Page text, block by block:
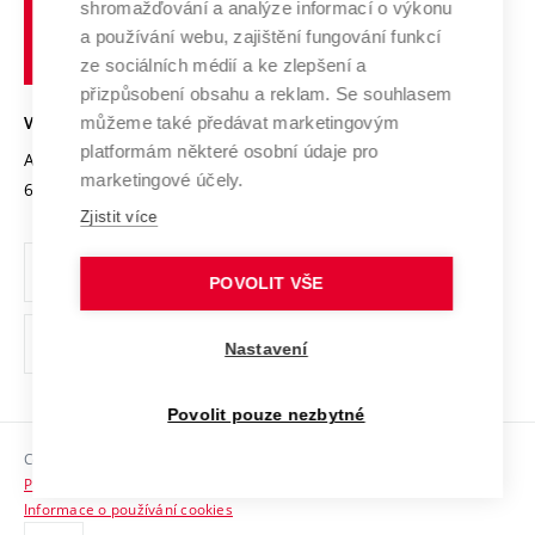
Transfer znalostí
Open Science
Projekty
Projekty ze strukturálních fondů
Specifický výzkum
Služby univerzity
Mezinárodní dohody
Univerzitní sítě
Udržitelná univerzita
Podnikavá univerzita / ContriBUTe
Bezpečná univerzita
Vyznamenání
Organizační struktura
Ochrana osobních údajů
odkaz)
Sociální bezpečí
HR Award
učení
technické
Brně
VYSOKÉ UČENÍ TECHNICKÉ V BRNĚ
Antonínská 548/1
602 00 Brno
www.vut.cz
vut@vutbr.cz
Copyright © 2026 VUT
Prohlášení o přístupnosti
Informace o používání cookies
shromažďování a analýze informací o výkonu
a používání webu, zajištění fungování funkcí
ze sociálních médií a ke zlepšení a
přizpůsobení obsahu a reklam. Se souhlasem
můžeme také předávat marketingovým
platformám některé osobní údaje pro
marketingové účely.
Zjistit více
POVOLIT VŠE
Nastavení
Povolit pouze nezbytné